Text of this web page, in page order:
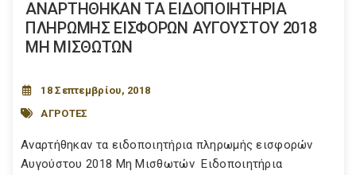
ΑΝΑΡΤΗΘΗΚΑΝ ΤΑ ΕΙΔΟΠΟΙΗΤΗΡΙΑ
ΠΛΗΡΩΜΗΣ ΕΙΣΦΟΡΩΝ ΑΥΓΟΥΣΤΟΥ 2018
ΜΗ ΜΙΣΘΩΤΩΝ
18 Σεπτεμβρίου, 2018
ΑΓΡΟΤΕΣ
Αναρτήθηκαν τα ειδοποιητήρια πληρωμής εισφορών
Αυγούστου 2018 Μη Μισθωτών Ειδοποιητήρια